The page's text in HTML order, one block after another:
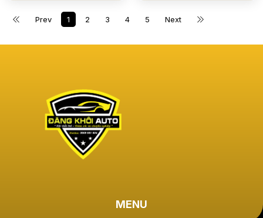
Prev 1 2 3 4 5 Next
MENU